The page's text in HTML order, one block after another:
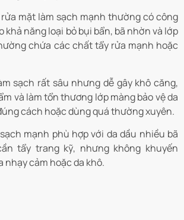
mặt làm sạch mạnh thường có công
khả năng loại bỏ bụi bẩn, bã nhờn và lớp
chứa các chất tẩy rửa mạnh hoặc
sạch rất sâu nhưng dễ gây khô căng,
và làm tổn thương lớp màng bảo vệ da
cách hoặc dùng quá thường xuyên.
mạnh phù hợp với da dầu nhiều bã
tẩy trang kỹ, nhưng không khuyến
nhạy cảm hoặc da khô.